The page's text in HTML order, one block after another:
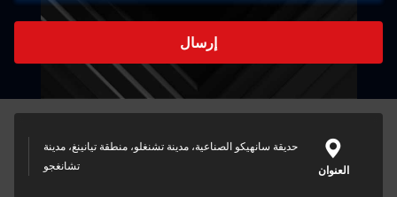
إرسال
العنوان
حديقة سانهيكو الصناعية، مدينة تشنغلو، منطقة تيانينغ، مدينة
تشانغجو